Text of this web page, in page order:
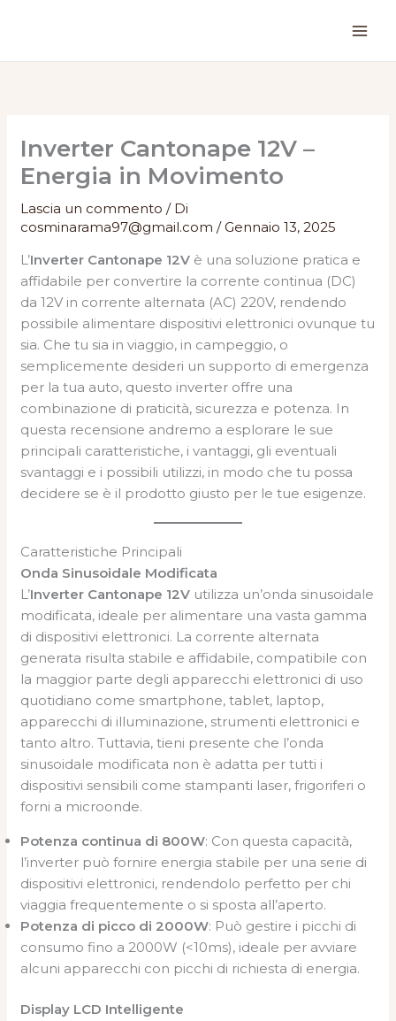
Inverter Cantonape 12V –
Energia in Movimento
Lascia un commento / Di
cosminarama97@gmail.com/Gennaio 13, 2025
L’Inverter Cantonape 12V è una soluzione pratica e
affidabile per convertire la corrente continua (DC)
da 12V in corrente alternata (AC) 220V, rendendo
possibile alimentare dispositivi elettronici ovunque tu
sia. Che tu sia in viaggio, in campeggio, o
semplicemente desideri un supporto di emergenza
per la tua auto, questo inverter offre una
combinazione di praticità, sicurezza e potenza. In
questa recensione andremo a esplorare le sue
principali caratteristiche, i vantaggi, gli eventuali
svantaggi e i possibili utilizzi, in modo che tu possa
decidere se è il prodotto giusto per le tue esigenze.
Caratteristiche Principali
Onda Sinusoidale Modificata
L’Inverter Cantonape 12V utilizza un’onda sinusoidale
modificata, ideale per alimentare una vasta gamma
di dispositivi elettronici. La corrente alternata
generata risulta stabile e affidabile, compatibile con
la maggior parte degli apparecchi elettronici di uso
quotidiano come smartphone, tablet, laptop,
apparecchi di illuminazione, strumenti elettronici e
tanto altro. Tuttavia, tieni presente che l’onda
sinusoidale modificata non è adatta per tutti i
dispositivi sensibili come stampanti laser, frigoriferi o
forni a microonde.
Potenza continua di 800W: Con questa capacità,
l’inverter può fornire energia stabile per una serie di
dispositivi elettronici, rendendolo perfetto per chi
viaggia frequentemente o si sposta all’aperto.
Potenza di picco di 2000W: Può gestire i picchi di
consumo fino a 2000W (<10ms), ideale per avviare
alcuni apparecchi con picchi di richiesta di energia.
Display LCD Intelligente